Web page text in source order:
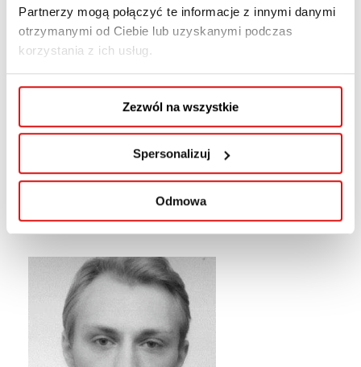
Partnerzy mogą połączyć te informacje z innymi danymi
otrzymanymi od Ciebie lub uzyskanymi podczas
korzystania z ich usług.
Zezwól na wszystkie
Spersonalizuj
Odmowa
dr Małgorzata Michalska-Nakonieczna, prof. WSPA